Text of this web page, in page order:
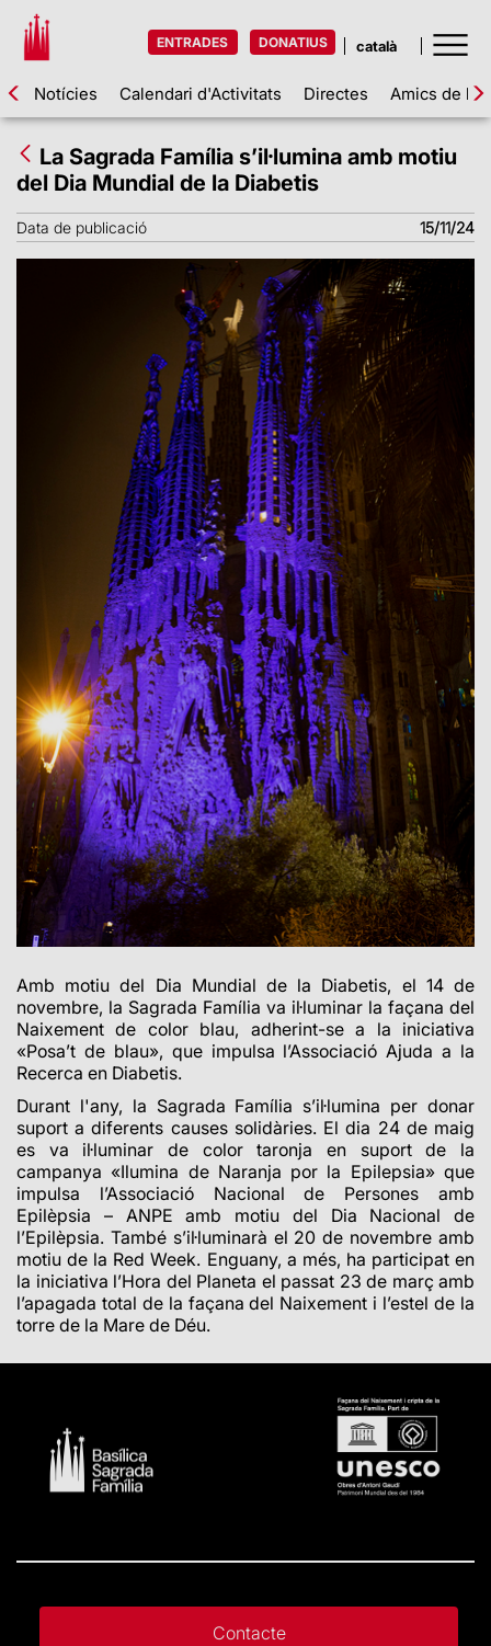
ENTRADES DONATIUS
Notícies Calendari d'Activitats Directes Amics de la
La Sagrada Família s’il·lumina amb motiu
del Dia Mundial de la Diabetis
Data de publicació 15/11/24
Amb motiu del Dia Mundial de la Diabetis, el 14 de
novembre, la Sagrada Família va il·luminar la façana del
Naixement de color blau, adherint-se a la iniciativa
«Posa’t de blau», que impulsa l’Associació Ajuda a la
Recerca en Diabetis.
Durant l'any, la Sagrada Família s’il·lumina per donar
suport a diferents causes solidàries. El dia 24 de maig
es va il·luminar de color taronja en suport de la
campanya «Ilumina de Naranja por la Epilepsia» que
impulsa l’Associació Nacional de Persones amb
Epilèpsia – ANPE amb motiu del Dia Nacional de
l’Epilèpsia. També s’il·luminarà el 20 de novembre amb
motiu de la Red Week. Enguany, a més, ha participat en
la iniciativa l’Hora del Planeta el passat 23 de març amb
l’apagada total de la façana del Naixement i l’estel de la
torre de la Mare de Déu.
Contacte